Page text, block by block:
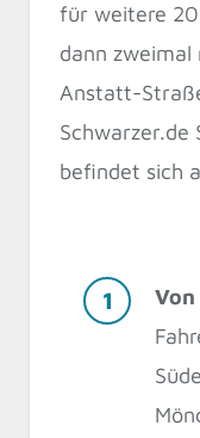
für weitere
dann zweimal
Anstatt-
Schwarzer.de
befindet sich